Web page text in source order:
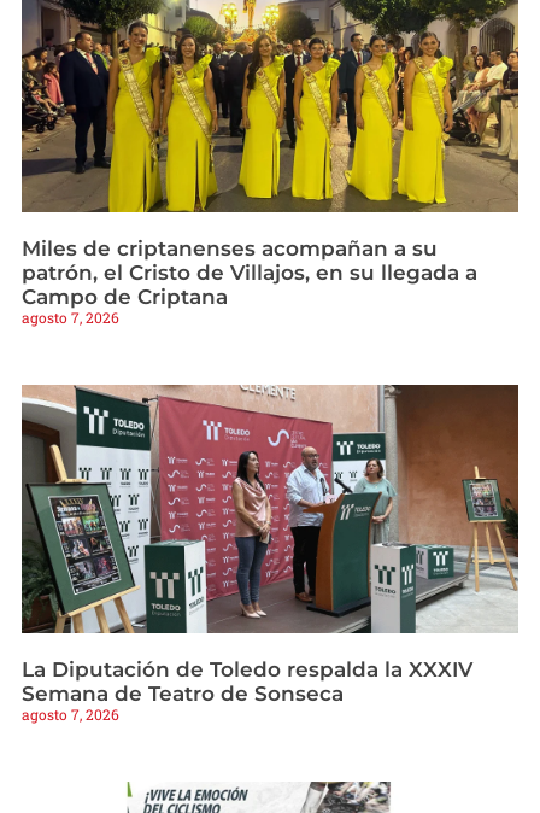
Miles de criptanenses acompañan a su
patrón, el Cristo de Villajos, en su llegada a
Campo de Criptana
agosto 7, 2026
La Diputación de Toledo respalda la XXXIV
Semana de Teatro de Sonseca
agosto 7, 2026